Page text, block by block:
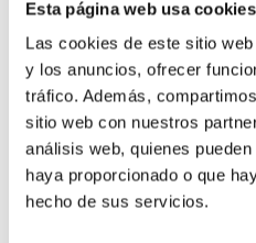
Esta página web usa cookies
Las cookies de este sitio
y los anuncios, ofrecer
tráfico. Además,
sitio web con nuestros
análisis web, quienes
haya proporcionado o que
hecho de sus servicios.